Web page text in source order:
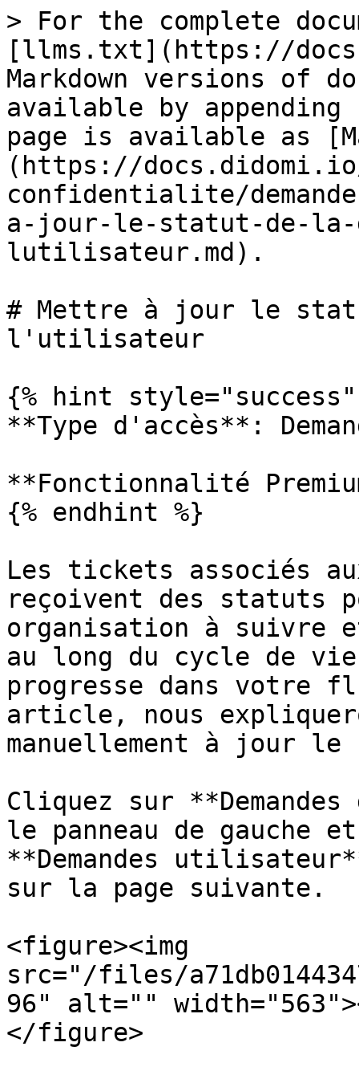
> For the complete
[llms.txt](https://
Markdown versions of
available by
page is available as
(https://
confidentialite/
a-jour-le-statut-de-la-
lutilisateur.md).
# Mettre à jour le
l'utilisateur
{% hint style="success"
**Type d'accès**:
**Fonctionnalité
{% endhint %}
Les tickets associés
reçoivent des statuts
organisation à suivre
au long du cycle de
progresse dans votre
article, nous
manuellement à jour
Cliquez sur
le panneau de gauche
**Demandes
sur la page suivante.
<figure><img
src="/files/
96" alt=""
</figure>